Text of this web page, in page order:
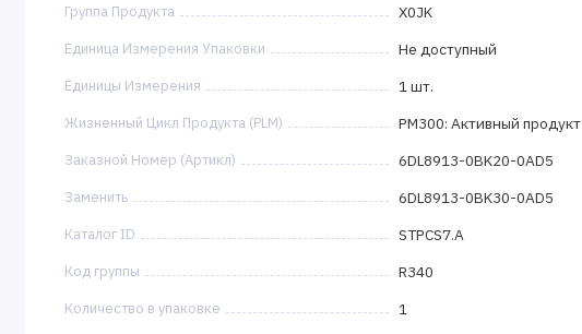
Группа Продукта X0JK
Единица Измерения Упаковки Не доступный
Единицы Измерения 1 шт.
Жизненный Цикл Продукта (PLM) PM300: Активный продукт
Заказной Номер (Артикл) 6DL8913-0BK20-0AD5
Заменить 6DL8913-0BK30-0AD5
Каталог ID STPCS7.A
Код группы R340
Количество в упаковке 1